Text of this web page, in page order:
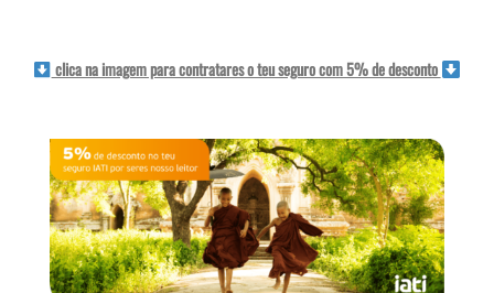
clica na imagem para contratares o teu seguro com 5% de desconto